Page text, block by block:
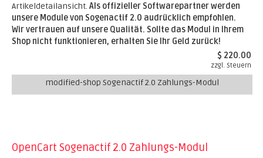
Artikeldetailansicht. Als offizieller Softwarepartner werden
unsere Module von Sogenactif 2.0 audrücklich empfohlen.
Wir vertrauen auf unsere Qualität. Sollte das Modul in Ihrem
Shop nicht funktionieren, erhalten Sie Ihr Geld zurück!
$ 220.00
zzgl. Steuern
modified-shop Sogenactif 2.0 Zahlungs-Modul
OpenCart Sogenactif 2.0 Zahlungs-Modul